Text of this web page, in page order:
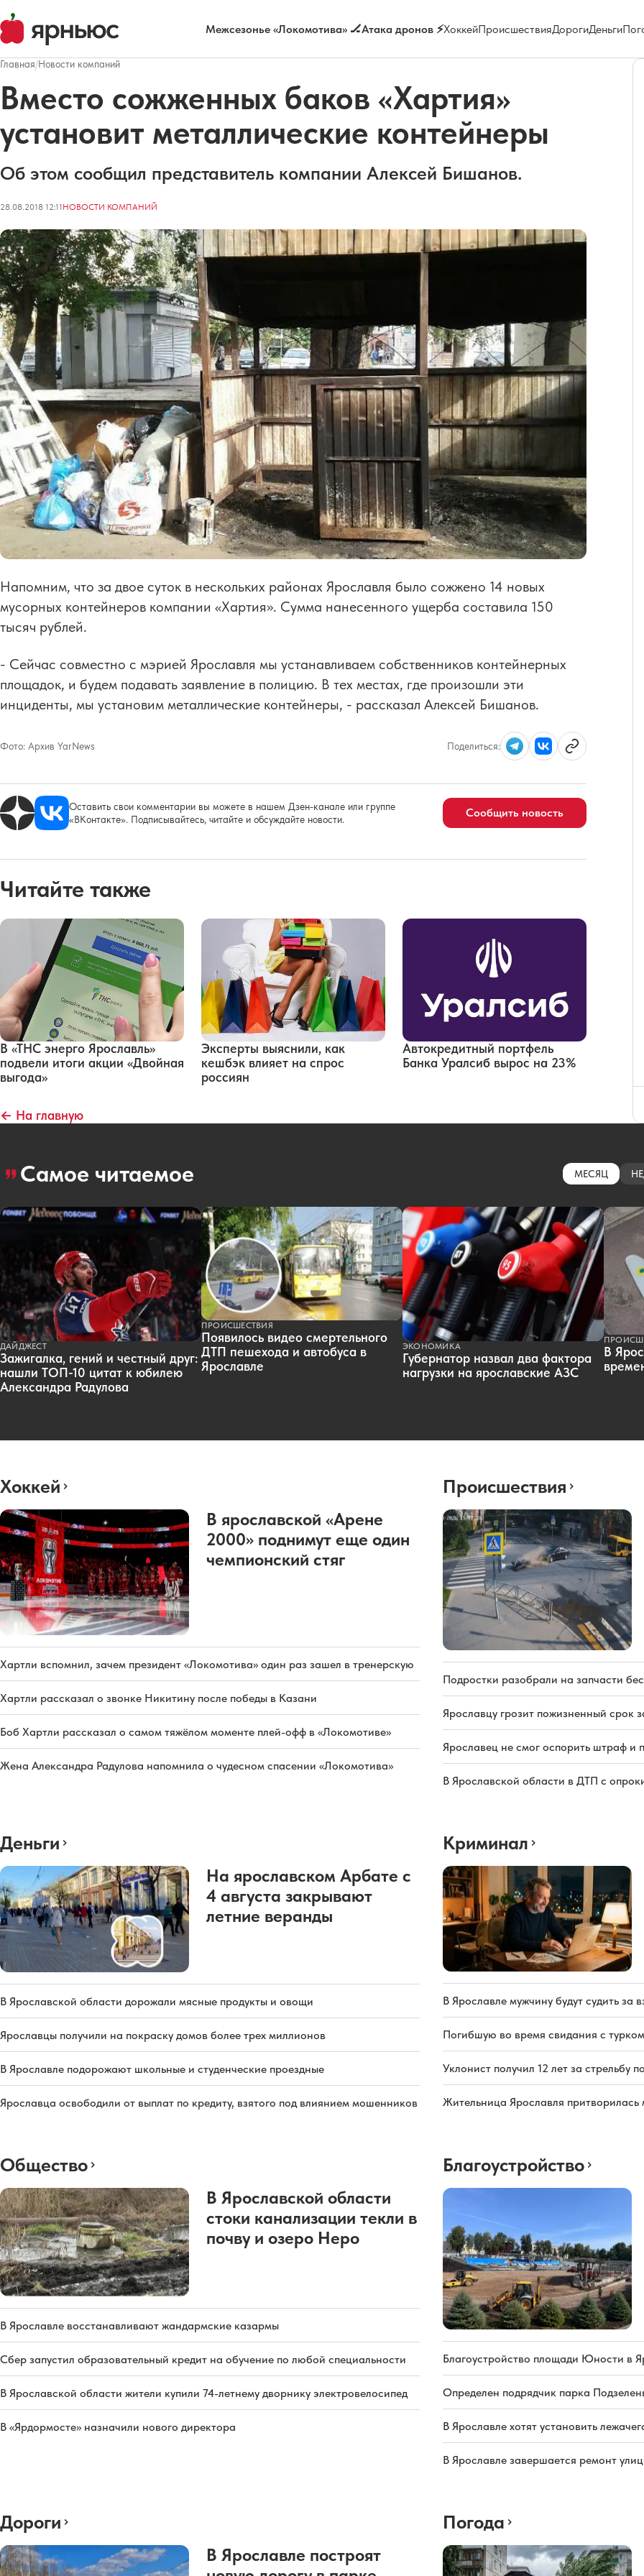
Межсезонье «Локомотива» 🏒Атака дронов ⚡ХоккейПроисшествияДорогиДеньги
Главная/Новости компаний
Вместо сожженных баков «Хартия»
установит металлические контейнеры
Об этом сообщил представитель компании Алексей Бишанов.
28.08.2018 12:11НОВОСТИ КОМПАНИЙ
Напомним, что за двое суток в нескольких районах Ярославля было сожжено 14 новых
мусорных контейнеров компании «Хартия». Сумма нанесенного ущерба составила 150
тысяч рублей.
- Сейчас совместно с мэрией Ярославля мы устанавливаем собственников контейнерных
площадок, и будем подавать заявление в полицию. В тех местах, где произошли эти
инциденты, мы установим металлические контейнеры, - рассказал Алексей Бишанов.
Фото: Архив YarNews Поделиться:
Оставить свои комментарии вы можете в нашем Дзен-канале или группе
«ВКонтакте». Подписывайтесь, читайте и обсуждайте новости.
Сообщить новость
Читайте также
В «ТНС энерго Ярославль»
подвели итоги акции «Двойная
выгода»
Эксперты выяснили, как
кешбэк влияет на спрос
россиян
Автокредитный портфель
Банка Уралсиб вырос на 23%
← На главную
Самое читаемое МЕСЯЦ
ДАЙДЖЕСТ
Зажигалка, гений и честный друг:
нашли ТОП-10 цитат к юбилею
Александра Радулова
ПРОИСШЕСТВИЯ
Появилось видео смертельного
ДТП пешехода и автобуса в
Ярославле
ЭКОНОМИКА
Губернатор назвал два фактора
нагрузки на ярославские АЗС
В
Хоккей
В ярославской «Арене
2000» поднимут еще один
чемпионский стяг
Хартли вспомнил, зачем президент «Локомотива» один раз зашел в тренерскую
Хартли рассказал о звонке Никитину после победы в Казани
Боб Хартли рассказал о самом тяжёлом моменте плей-офф в «Локомотиве»
Жена Александра Радулова напомнила о чудесном спасении «Локомотива»
Происшествия
Подростки разобрали на запчасти
Ярославцу грозит пожизненный срок
Ярославец не смог оспорить штраф и
В Ярославской области в ДТП с
Деньги
На ярославском Арбате с
4 августа закрывают
летние веранды
В Ярославской области дорожали мясные продукты и овощи
Ярославцы получили на покраску домов более трех миллионов
В Ярославле подорожают школьные и студенческие проездные
Ярославца освободили от выплат по кредиту, взятого под влиянием мошенников
Криминал
В Ярославле мужчину будут судить за
Погибшую во время свидания с
Уклонист получил 12 лет за стрельбу
Жительница Ярославля
Общество
В Ярославской области
стоки канализации текли в
почву и озеро Неро
В Ярославле восстанавливают жандармские казармы
Сбер запустил образовательный кредит на обучение по любой специальности
В Ярославской области жители купили 74-летнему дворнику электровелосипед
В «Ярдормосте» назначили нового директора
Благоустройство
Благоустройство площади Юности в
Определен подрядчик парка
В Ярославле хотят установить
В Ярославле завершается ремонт
Дороги
В Ярославле построят
Погода